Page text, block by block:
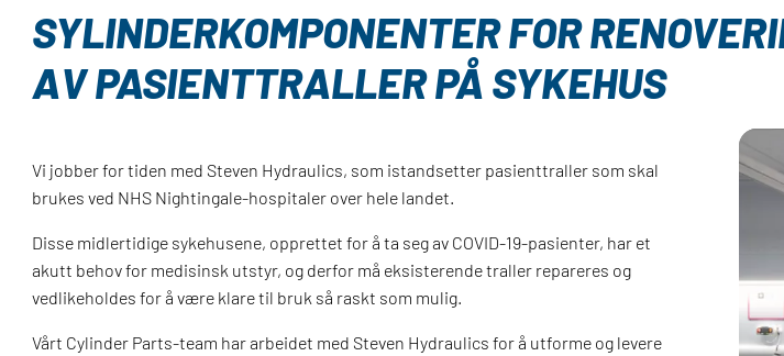
SYLINDERKOMPONENTER FOR
AV PASIENTTRALLER PÅ SYKEHUS
Vi jobber for tiden med Steven Hydraulics, som istandsetter pasienttraller som skal
brukes ved NHS Nightingale-hospitaler over hele landet.
Disse midlertidige sykehusene, opprettet for å ta seg av COVID-19-pasienter, har et
akutt behov for medisinsk utstyr, og derfor må eksisterende traller repareres og
vedlikeholdes for å være klare til bruk så raskt som mulig.
Vårt Cylinder Parts-team har arbeidet med Steven Hydraulics for å utforme og levere